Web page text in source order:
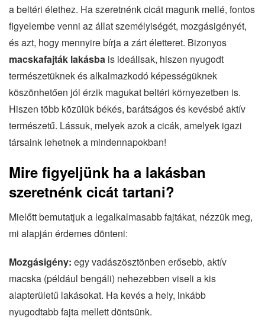
a beltéri élethez. Ha szeretnénk cicát magunk mellé, fontos
figyelembe venni az állat személyiségét, mozgásigényét,
és azt, hogy mennyire bírja a zárt életteret. Bizonyos
macskafajták lakásba is ideálisak, hiszen nyugodt
természetüknek és alkalmazkodó képességüknek
köszönhetően jól érzik magukat beltéri környezetben is.
Hiszen több közülük békés, barátságos és kevésbé aktív
természetű. Lássuk, melyek azok a cicák, amelyek igazi
társaink lehetnek a mindennapokban!
Mire figyeljünk ha a lakásban
szeretnénk cicát tartani?
Mielőtt bemutatjuk a legalkalmasabb fajtákat, nézzük meg,
mi alapján érdemes dönteni:
Mozgásigény: egy vadászösztönben erősebb, aktív
macska (például bengáli) nehezebben viseli a kis
alapterületű lakásokat. Ha kevés a hely, inkább
nyugodtabb fajta mellett döntsünk.